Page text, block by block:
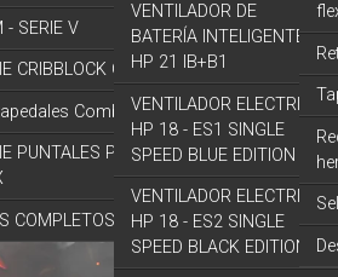
- SERIE V
CRIBBLOCK CB
Combi Q1
PUNTALES PROFIX
COMPLETOS
VENTILADOR DE
BATERÍA INTELIGENTE
HP 21 IB+B1
VENTILADOR ELECTRICO
HP 18 - ES1 SINGLE
SPEED BLUE EDITION
VENTILADOR ELECTRICO
HP 18 - ES2 SINGLE
SPEED BLACK EDITION